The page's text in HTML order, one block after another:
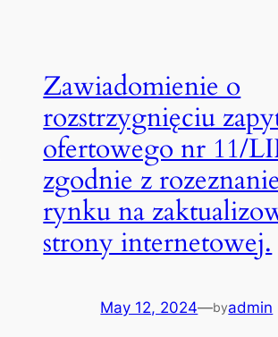
Zawiadomienie o
rozstrzygnięciu
ofertowego nr 11/
zgodnie z
rynku na
strony internetowej.
May 12, 2024—byadmin